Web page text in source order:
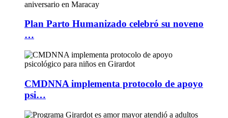
Plan Parto Humanizado celebró su noveno
…
CMDNNA implementa protocolo de apoyo
psi…